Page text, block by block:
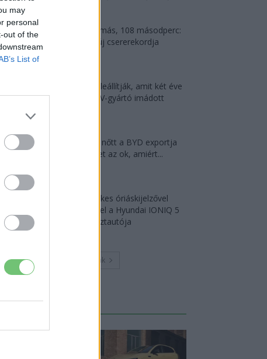
may
personal
out of the
List of
4000 állomás, 108 másodperc:
itt a Nio új csererekordja
A kínaiak leállítják, amit két éve
minden EV-gyártó imádott
124%-kal nőtt a BYD exportja
— ez lehet az ok, amiért...
18 hüvelykes óriáskijelzővel
bukkant fel a Hyundai IONIQ 5
titkos tesztautója
Továbbiak